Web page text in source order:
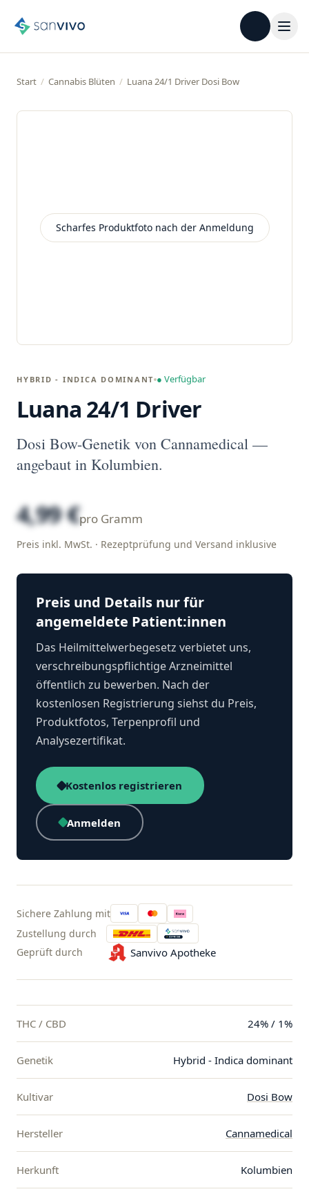
Start / Cannabis Blüten / Luana 24/1 Driver Dosi Bow
Scharfes Produktfoto nach der Anmeldung
HYBRID - INDICA DOMINANT ● Verfügbar
Luana 24/1 Driver
Dosi Bow-Genetik von Cannamedical —
angebaut in Kolumbien.
4,99 €pro Gramm
Preis inkl. MwSt. · Rezeptprüfung und Versand inklusive
Preis und Details nur für
angemeldete Patient:innen
Das Heilmittelwerbegesetz verbietet uns,
verschreibungspflichtige Arzneimittel
öffentlich zu bewerben. Nach der
kostenlosen Registrierung siehst du Preis,
Produktfotos, Terpenprofil und
Analysezertifikat.
Kostenlos registrieren
Anmelden
Sichere Zahlung mit
Zustellung durch
Geprüft durch
Sanvivo Apotheke
THC / CBD 24% / 1%
Genetik Hybrid - Indica dominant
Kultivar Dosi Bow
Hersteller Cannamedical
Herkunft Kolumbien